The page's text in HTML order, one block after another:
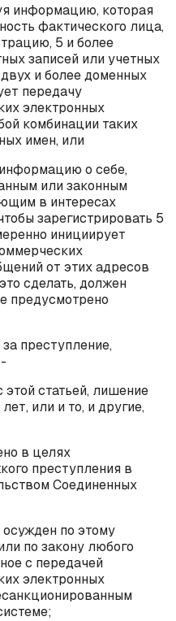
информацию, которая
фактического лица,
5 и более
записей или учетных
и более доменных
передачу
электронных
комбинации таких
имен, или
о себе,
или законным
в интересах
зарегистрировать 5
инициирует
от этих адресов
сделать, должен
предусмотрено
преступление,
статьей, лишение
или и то, и другие,
в целях
преступления в
Соединенных
по этому
по закону любого
с передачей
электронных